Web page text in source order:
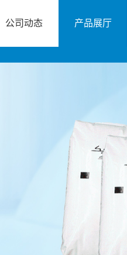
公司动态 产品展厅